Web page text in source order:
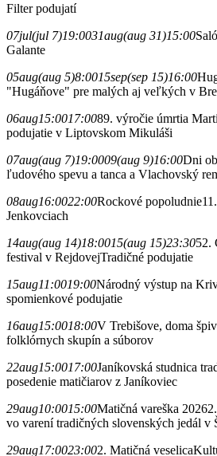
Filter podujatí
07jul(jul 7)19:0031aug(aug 31)15:00
Galante
05aug(aug 5)8:0015sep(sep 15)16:00
"Hugáňove" pre malých aj veľkých v
06aug15:0017:0089. výročie úmrtia
podujatie v Liptovskom Mikuláši
07aug(aug 7)19:0009(aug 9)16:00Dni
ľudového spevu a tanca a Vlachovský
08aug16:0022:00Rockové popoludnie
Jenkovciach
14aug(aug 14)18:0015(aug 15)23:3052.
festival v RejdovejTradičné podujatie
15aug11:0019:00Národný výstup na
spomienkové podujatie
16aug15:0018:00V Trebišove, doma
folklórnych skupín a súborov
22aug15:0017:00Janíkovská studnica
posedenie matičiarov z Janíkoviec
29aug10:0015:00Matičná vareška 2026
vo varení tradičných slovenských jedál v
29aug17:0023:002. Matičná veselica